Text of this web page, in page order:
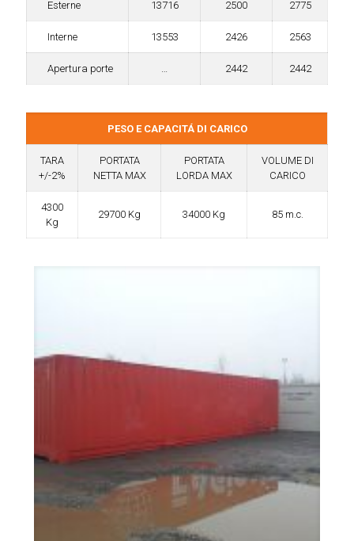
Esterne 13716 2500 2775
Interne 13553 2426 2563
Apertura porte 2442 2442
PESO E CAPACITÁ DI CARICO
TARA
+/-2%
PORTATA
NETTA MAX
PORTATA
LORDA MAX
VOLUME DI
CARICO
4300
Kg
29700 Kg 34000 Kg 85 m.c.